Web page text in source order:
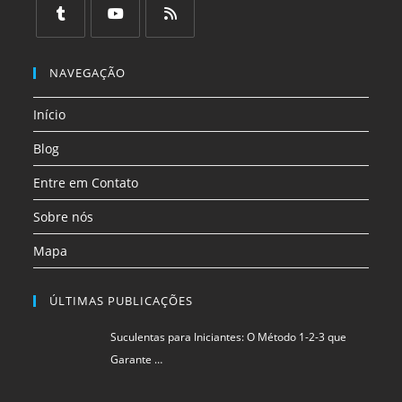
uma
aba
em
uma
aba
uma
em
nova
aba
em
aba
aba
NAVEGAÇÃO
Início
Blog
Entre em Contato
Sobre nós
Mapa
ÚLTIMAS PUBLICAÇÕES
Suculentas para Iniciantes: O Método 1-2-3 que
Garante …